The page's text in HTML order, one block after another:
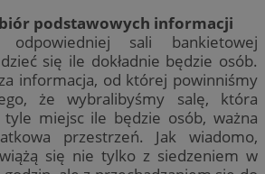
podstawowych informacji
sali bankietowej
się ile dokładnie będzie osób.
informacja, od której powinniśmy
że wybralibyśmy salę, która
tyle miejsc ile będzie osób, ważna
przestrzeń. Jak wiadomo,
się nie tylko z siedzeniem w